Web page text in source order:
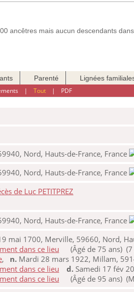
ancêtres mais aucun descendants dans
Parenté Lignées
|Tout | PDF
Nord, Hauts-de-France, France
Nord, Hauts-de-France, France
de Luc PETITPREZ
Nord, Hauts-de-France, France
mai 1700, Merville, 59660, Nord,
(Âgé de 75 ans)
, n. Mardi 28 mars 1922, Millam,
d. Samedi 17 fév
(Âgé de 95 ans)